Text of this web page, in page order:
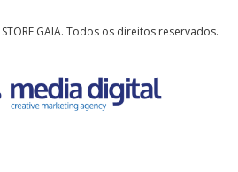
GAIA. Todos os direitos reservados.